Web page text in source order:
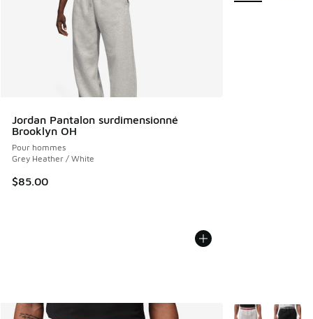
Jordan Pantalon surdimensionné
Brooklyn OH
Pour hommes
Grey Heather / White
$85.00
Plus de couleurs